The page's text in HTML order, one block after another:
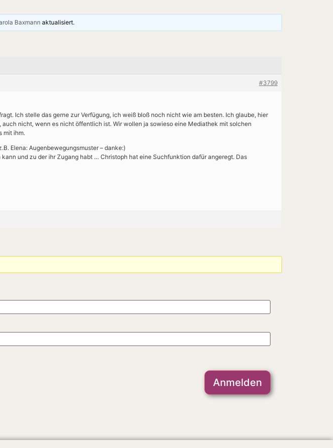
Baxmann aktualisiert.
#3799
Ich stelle das gerne zur Verfügung, ich weiß bloß noch nicht wie am besten. Ich glaube, hier
nicht, wenn es nicht öffentlich ist. Wir wollen ja sowieso eine Mediathek mit solchen
mit ihm.
Elena: Augenbewegungsmuster – danke:)
und zu der ihr Zugang habt … Christoph hat eine Suchfunktion dafür angeregt. Das
Anmelden